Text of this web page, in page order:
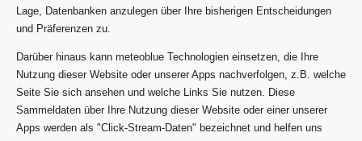
Lage, Datenbanken anzulegen über Ihre bisherigen Entscheidungen
und Präferenzen zu.
Darüber hinaus kann meteoblue Technologien einsetzen, die Ihre
Nutzung dieser Website oder unserer Apps nachverfolgen, z.B. welche
Seite Sie sich ansehen und welche Links Sie nutzen. Diese
Sammeldaten über Ihre Nutzung dieser Website oder einer unserer
Apps werden als "Click-Stream-Daten" bezeichnet und helfen uns